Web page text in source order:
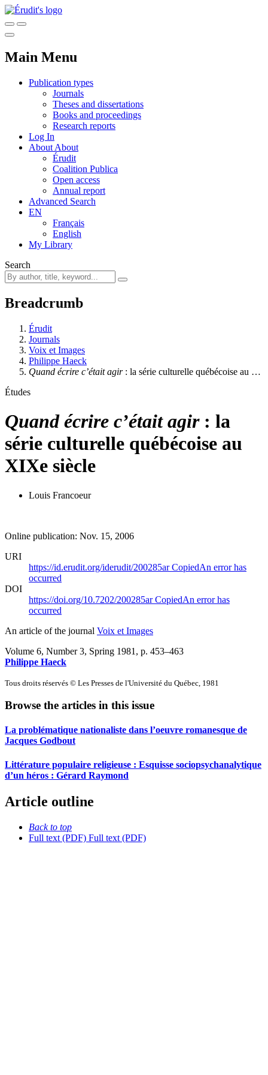
Main Menu
Publication types
Journals
Theses and dissertations
Books and proceedings
Research reports
Log In
About About
Érudit
Coalition Publica
Open access
Annual report
Advanced Search
EN
Français
English
My Library
Search
Breadcrumb
Érudit
Journals
Voix et Images
Philippe Haeck
Quand écrire c’était agir: la série culturelle québécoise au …
Études
Quand écrire c’était agir: la
série culturelle québécoise au
XIXe siècle
Louis Francoeur
Online publication: Nov. 15, 2006
URI
https://id.erudit.org/iderudit/200285arCopiedAn error has
occurred
DOI
https://doi.org/10.7202/200285arCopiedAn error has
occurred
An article of the journal Voix et Images
Volume 6, Number 3, Spring 1981 , p. 453–463
Philippe Haeck
Tous droits réservés © Les Presses de l'Université du Québec, 1981
Browse the articles in this issue
La problématique nationaliste dans l’oeuvre romanesque de
Jacques Godbout
Littérature populaire religieuse : Esquisse sociopsychanalytique
d’un héros : Gérard Raymond
Article outline
Back to top
Full text (PDF) Full text (PDF)